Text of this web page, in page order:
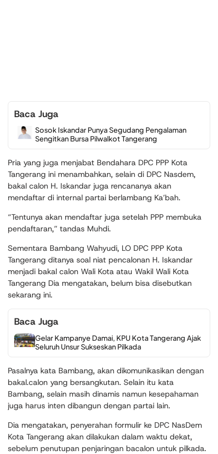
Baca Juga
Sosok Iskandar Punya Segudang Pengalaman
Sengitkan Bursa Pilwalkot Tangerang
Pria yang juga menjabat Bendahara DPC PPP Kota
Tangerang ini menambahkan, selain di DPC Nasdem,
bakal calon H. Iskandar juga rencananya akan
mendaftar di internal partai berlambang Ka’bah.
“Tentunya akan mendaftar juga setelah PPP membuka
pendaftaran,” tandas Muhdi.
Sementara Bambang Wahyudi, LO DPC PPP Kota
Tangerang ditanya soal niat pencalonan H. Iskandar
menjadi bakal calon Wali Kota atau Wakil Wali Kota
Tangerang Dia mengatakan, belum bisa disebutkan
sekarang ini.
Baca Juga
Gelar Kampanye Damai, KPU Kota Tangerang Ajak
Seluruh Unsur Sukseskan Pilkada
Pasalnya kata Bambang, akan dikomunikasikan dengan
bakal.calon yang bersangkutan. Selain itu kata
Bambang, selain masih dinamis namun kesepahaman
juga harus inten dibangun dengan partai lain.
Dia mengatakan, penyerahan formulir ke DPC NasDem
Kota Tangerang akan dilakukan dalam waktu dekat,
sebelum penutupan penjaringan bacalon untuk pilkada.